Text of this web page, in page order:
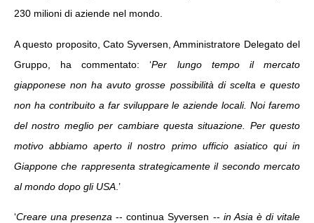
230 milioni di aziende nel mondo.
A questo proposito, Cato Syversen, Amministratore Delegato del
Gruppo, ha commentato: ‘Per lungo tempo il mercato
giapponese non ha avuto grosse possibilità di scelta e questo
non ha contribuito a far sviluppare le aziende locali. Noi faremo
del nostro meglio per cambiare questa situazione. Per questo
motivo abbiamo aperto il nostro primo ufficio asiatico qui in
Giappone che rappresenta strategicamente il secondo mercato
al mondo dopo gli USA .’
‘Creare una presenza-­‐ continua Syversen -­‐ in Asia è di vitale